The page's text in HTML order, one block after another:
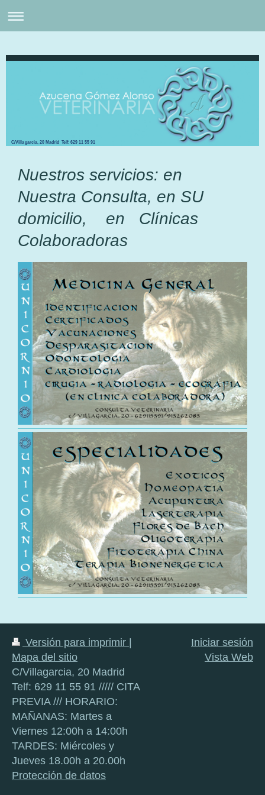
C/Villagarcia, 20 Madrid Telf: 629 11 55 91
Nuestros servicios: en
Nuestra Consulta, en SU
domicilio, en Clínicas
Colaboradoras
Versión para imprimir
Mapa del sitio
C/Villagarcia, 20 Madrid
Telf: 629 11 55 91 ///// CITA
PREVIA /// HORARIO:
MAÑANAS: Martes a
Viernes 12:00h a 14:00h
TARDES: Miércoles y
Jueves 18.00h a 20.00h
Protección de datos
Iniciar sesión
Vista Web